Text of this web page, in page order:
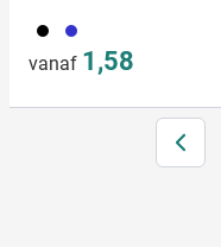
001 023
vanaf 1,58